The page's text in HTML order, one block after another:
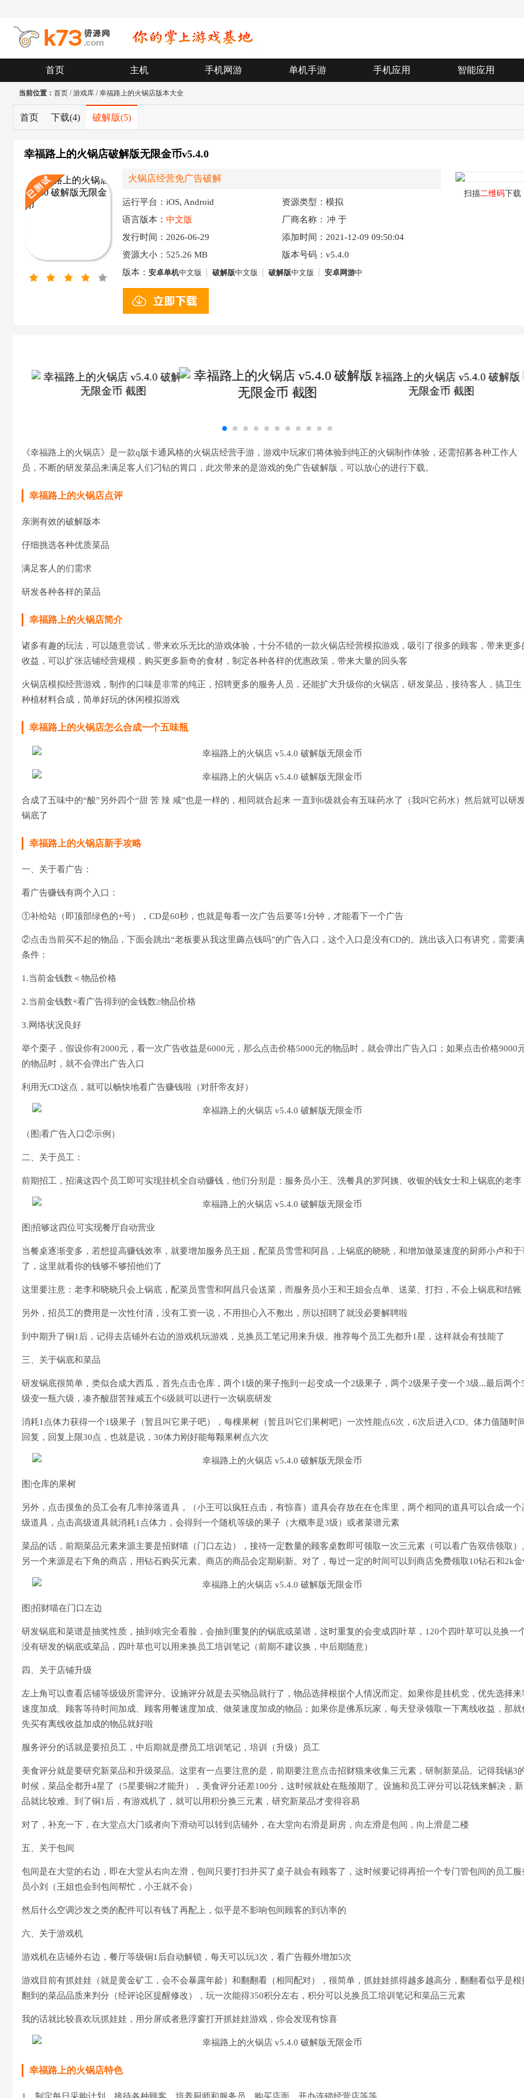
首页 主机 手机网游 单机手游 手机应用 智能应用
当前位置： 首页 /游戏库 /幸福路上的火锅店版本大全
首页 下载(4) 破解版(5)
幸福路上的火锅店破解版无限金币v5.4.0
火锅店经营免广告破解
运行平台：iOS, Android
资源类型：模拟
语言版本： 中文版 厂商名称： 冲 于
发行时间：2026-06-29
添加时间：2021-12-09 09:50:04
资源大小： 525.26 MB
版本号码：v5.4.0
版本： 安卓单机中文版 破解版中文版 破解版中文版 安卓网游中
文版
扫描二维码下载
《幸福路上的火锅店》是一款q版卡通风格的火锅店经营手游，游戏中玩家们将体验到纯正的火锅制作体验，还需招募各种工作人
员，不断的研发菜品来满足客人们刁钻的胃口，此次带来的是游戏的免广告破解版，可以放心的进行下载。
幸福路上的火锅店点评
亲测有效的破解版本
仔细挑选各种优质菜品
满足客人的们需求
研发各种各样的菜品
幸福路上的火锅店简介
诸多有趣的玩法，可以随意尝试，带来欢乐无比的游戏体验，十分不错的一款火锅店经营模拟游戏，吸引了很多的顾客，带来更多
收益，可以扩张店铺经营规模，购买更多新奇的食材，制定各种各样的优惠政策，带来大量的回头客
火锅店模拟经营游戏，制作的口味是非常的纯正，招聘更多的服务人员，还能扩大升级你的火锅店，研发菜品，接待客人，搞卫生
种植材料合成，简单好玩的休闲模拟游戏
幸福路上的火锅店怎么合成一个五味瓶
合成了五味中的“酸”另外四个“甜 苦 辣 咸”也是一样的，相同就合起来 一直到6级就会有五味药水了（我叫它药水）然后就可以研
锅底了
幸福路上的火锅店新手攻略
一、关于看广告：
看广告赚钱有两个入口：
①补给站（即顶部绿色的+号），CD是60秒，也就是每看一次广告后要等1分钟，才能看下一个广告
②点击当前买不起的物品，下面会跳出“老板要从我这里薅点钱吗”的广告入口，这个入口是没有CD的。跳出该入口有讲究，需要
条件：
1.当前金钱数＜物品价格
2.当前金钱数+看广告得到的金钱数≥物品价格
3.网络状况良好
举个栗子，假设你有2000元，看一次广告收益是6000元，那么点击价格5000元的物品时，就会弹出广告入口；如果点击价格9000
的物品时，就不会弹出广告入口
利用无CD这点，就可以畅快地看广告赚钱啦（对肝帝友好）
（图|看广告入口②示例）
二、关于员工：
前期招工，招满这四个员工即可实现挂机全自动赚钱，他们分别是：服务员小王、洗餐具的罗阿姨、收银的钱女士和上锅底的老李
图|招够这四位可实现餐厅自动营业
当餐桌逐渐变多，若想提高赚钱效率，就要增加服务员王姐，配菜员雪雪和阿昌，上锅底的晓晓，和增加做菜速度的厨师小卢和于
了，这里就看你的钱够不够招他们了
这里要注意：老李和晓晓只会上锅底，配菜员雪雪和阿昌只会送菜，而服务员小王和王姐会点单、送菜、打扫，不会上锅底和结账
另外，招员工的费用是一次性付清，没有工资一说，不用担心入不敷出，所以招聘了就没必要解聘啦
到中期升了铜1后，记得去店铺外右边的游戏机玩游戏，兑换员工笔记用来升级。推荐每个员工先都升1星，这样就会有技能了
三、关于锅底和菜品
研发锅底很简单，类似合成大西瓜，首先点击仓库，两个1级的果子拖到一起变成一个2级果子，两个2级果子变一个3级...最后两个
级变一瓶六级，凑齐酸甜苦辣咸五个6级就可以进行一次锅底研发
消耗1点体力获得一个1级果子（暂且叫它果子吧），每棵果树（暂且叫它们果树吧）一次性能点6次，6次后进入CD。体力值随时
回复，回复上限30点，也就是说，30体力刚好能每颗果树点六次
图|仓库的果树
另外，点击摸鱼的员工会有几率掉落道具，（小王可以疯狂点击，有惊喜）道具会存放在在仓库里，两个相同的道具可以合成一个
级道具，点击高级道具就消耗1点体力，会得到一个随机等级的果子（大概率是3级）或者菜谱元素
菜品的话，前期菜品元素来源主要是招财喵（门口左边），接待一定数量的顾客桌数即可领取一次三元素（可以看广告双倍领取）
另一个来源是右下角的商店，用钻石购买元素。商店的商品会定期刷新。对了，每过一定的时间可以到商店免费领取10钻石和2k
图|招财喵在门口左边
研发锅底和菜谱是抽奖性质，抽到啥完全看脸，会抽到重复的的锅底或菜谱，这时重复的会变成四叶草，120个四叶草可以兑换一
没有研发的锅底或菜品，四叶草也可以用来换员工培训笔记（前期不建议换，中后期随意）
四、关于店铺升级
左上角可以查看店铺等级级所需评分。设施评分就是去买物品就行了，物品选择根据个人情况而定。如果你是挂机党，优先选择来
速度加成、顾客等待时间加成、顾客用餐速度加成、做菜速度加成的物品；如果你是佛系玩家，每天登录领取一下离线收益，那就
先买有离线收益加成的物品就好啦
服务评分的话就是要招员工，中后期就是攒员工培训笔记，培训（升级）员工
美食评分就是要研究新菜品和升级菜品。这里有一点要注意的是，前期要注意点击招财猫来收集三元素，研制新菜品。记得我锡3
时候，菜品全都升4星了（5星要铜2才能升），美食评分还差100分，这时候就处在瓶颈期了。设施和员工评分可以花钱来解决，
品就比较难。到了铜1后，有游戏机了，就可以用积分换三元素，研究新菜品才变得容易
对了，补充一下，在大堂点大门或者向下滑动可以转到店铺外，在大堂向右滑是厨房，向左滑是包间，向上滑是二楼
五、关于包间
包间是在大堂的右边，即在大堂从右向左滑，包间只要打扫并买了桌子就会有顾客了，这时候要记得再招一个专门管包间的员工服
员小刘（王姐也会到包间帮忙，小王就不会）
然后什么空调沙发之类的配件可以有钱了再配上，似乎是不影响包间顾客的到访率的
六、关于游戏机
游戏机在店铺外右边，餐厅等级铜1后自动解锁，每天可以玩3次，看广告额外增加5次
游戏目前有抓娃娃（就是黄金矿工，会不会暴露年龄）和翻翻看（相同配对），很简单，抓娃娃抓得越多越高分，翻翻看似乎是根
翻到的菜品品质来判分（经评论区提醒修改），玩一次能得350积分左右，积分可以兑换员工培训笔记和菜品三元素
我的话就比较喜欢玩抓娃娃，用分屏或者悬浮窗打开抓娃娃游戏，你会发现有惊喜
幸福路上的火锅店特色